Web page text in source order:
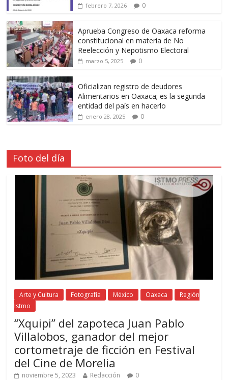
febrero 7, 2026 0
Aprueba Congreso de Oaxaca reforma
constitucional en materia de No
Reelección y Nepotismo Electoral
marzo 5, 2025 0
Oficializan registro de deudores
Alimentarios en Oaxaca; es la segunda
entidad del país en hacerlo
enero 28, 2025 0
Foto del día
Arte y Cultura Fotografía México Oaxaca
Región
Istmo
“Xquipi” del zapoteca Juan Pablo
Villalobos, ganador del mejor
cortometraje de ficción en Festival
del Cine de Morelia
noviembre 5, 2023 Redacción 0